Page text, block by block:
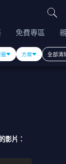
免費專區
方案 全部清
影片：